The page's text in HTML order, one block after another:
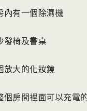
內有一個除濕機
發椅及書桌
放大的化妝鏡
個房間裡面可以充電